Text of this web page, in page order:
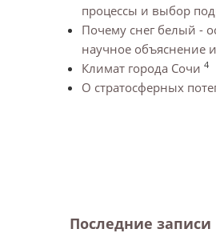
процессы и выбор
Почему снег белый -
научное объяснение
Климат города Сочи 4
О стратосферных
Последние записи